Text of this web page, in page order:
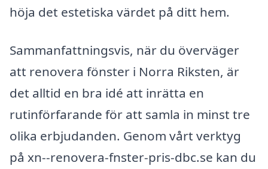
höja det estetiska värdet på ditt hem.
Sammanfattningsvis, när du överväger
att renovera fönster i Norra Riksten, är
det alltid en bra idé att inrätta en
rutinförfarande för att samla in minst tre
olika erbjudanden. Genom vårt verktyg
på xn--renovera-fnster-pris-dbc.se kan du